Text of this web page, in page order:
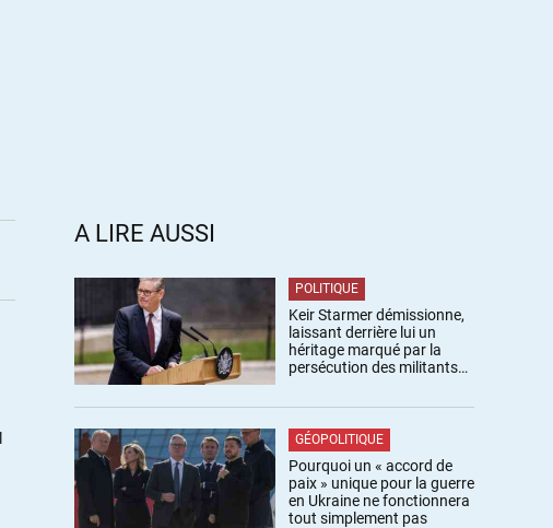
A LIRE AUSSI
POLITIQUE
Keir Starmer démissionne,
laissant derrière lui un
héritage marqué par la
persécution des militants
GÉOPOLITIQUE
Pourquoi un « accord de
paix » unique pour la guerre
en Ukraine ne fonctionnera
tout simplement pas